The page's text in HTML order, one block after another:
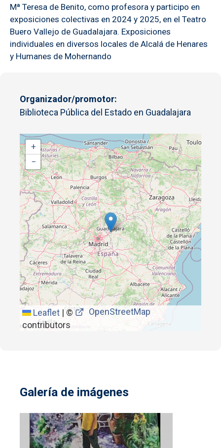
Mª Teresa de Benito, como profesora y participo en
exposiciones colectivas en 2024 y 2025, en el Teatro
Buero Vallejo de Guadalajara. Exposiciones
individuales en diversos locales de Alcalá de Henares
y Humanes de Mohernando
Organizador/promotor
Biblioteca Pública del Estado en Guadalajara
+
−
Leaflet |©
OpenStreetMap
contributors
Galería de imágenes